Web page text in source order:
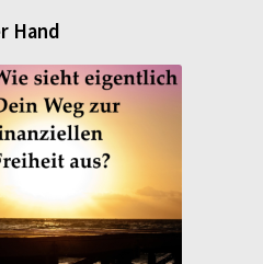
Hand